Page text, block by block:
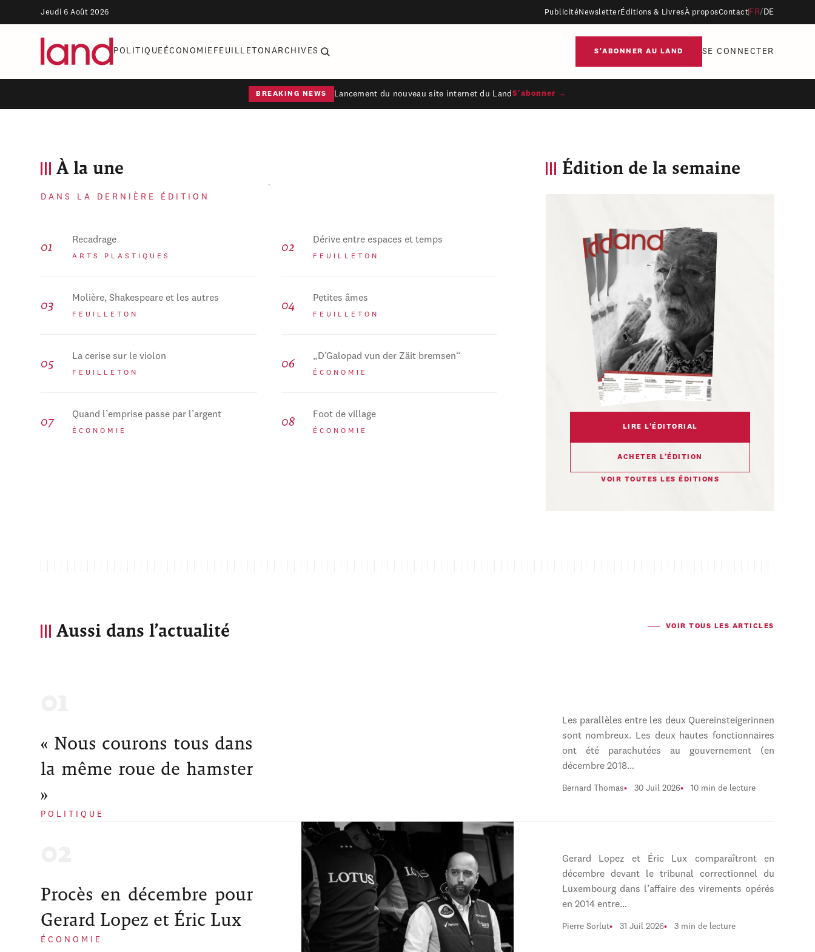
Jeudi 6 Août 2026 Publicité NewsletterÉditions & LivresÀ proposContact FR/ DE
POLITIQUE ÉCONOMIE FEUILLETON ARCHIVES S'ABONNER AU LAND SE CONNECTER
BREAKING NEWS Lancement du nouveau site internet du Land S'abonner →
À la une
DANS LA DERNIÈRE ÉDITION
Recadrage
ARTS PLASTIQUES
Dérive entre espaces et temps
FEUILLETON
Molière, Shakespeare et les autres
FEUILLETON
Petites âmes
FEUILLETON
La cerise sur le violon
FEUILLETON
„D’Galopad vun der Zäit bremsen“
ÉCONOMIE
Quand l’emprise passe par l’argent
ÉCONOMIE
Foot de village
ÉCONOMIE
Édition de la semaine
LIRE L’ÉDITORIAL
ACHETER L’ÉDITION
VOIR TOUTES LES ÉDITIONS
Aussi dans l’actualité VOIR TOUS LES ARTICLES
« Nous courons tous dans
la même roue de hamster
»
POLITIQUE
Les parallèles entre les deux Quereinsteigerinnen
sont nombreux. Les deux hautes fonctionnaires
ont été parachutées au gouvernement (en
décembre 2018…
Bernard Thomas 30 Juil 2026 10 min de lecture
Procès en décembre pour
Gerard Lopez et Éric Lux
ÉCONOMIE
Gerard Lopez et Éric Lux comparaîtront en
décembre devant le tribunal correctionnel du
Luxembourg dans l’affaire des virements opérés
en 2014 entre…
Pierre Sorlut 31 Juil 2026 3 min de lecture